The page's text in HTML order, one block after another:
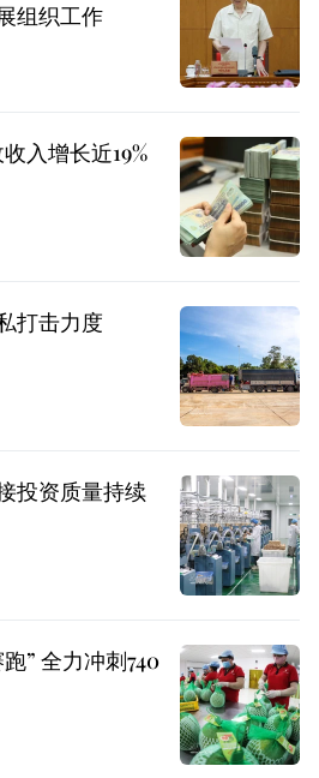
组织工作
入增长近19%
打击力度
投资质量持续
” 全力冲刺740